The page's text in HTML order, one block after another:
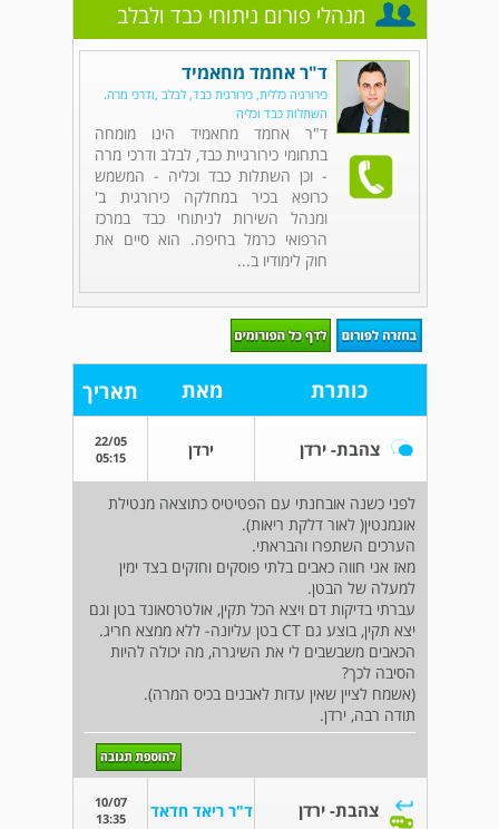
מנהלי פורום ניתוחי כבד ולבלב
ד"ר אחמד מחאמיד
כירורגיה כללית, כירורגית כבד, לבלב ,ודרכי מרה.
השתלות כבד וכליה
ד"ר אחמד מחאמיד הינו מומחה
בתחומי כירורגיית כבד, לבלב ודרכי מרה
- וכן השתלות כבד וכליה - המשמש
כרופא בכיר במחלקה כירורגית ב'
ומנהל השירות לניתוחי כבד במרכז
הרפואי כרמל בחיפה. הוא סיים את
חוק לימודיו ב...
כותרת מאת תאריך
צהבת- ירדן ירדן
22/05
05:15
לפני כשנה אובחנתי עם הפטיטיס כתוצאה מנטילת
אוגמנטין( לאור דלקת ריאות).
הערכים השתפרו והבראתי.
מאז אני חווה כאבים בלתי פוסקים וחזקים בצד ימין
למעלה של הבטן.
עברתי בדיקות דם ויצא הכל תקין, אולטרסאונד בטן וגם
יצא תקין, בוצע גם CT בטן עליונה- ללא ממצא חריג.
הכאבים משבשבים לי את השיגרה, מה יכולה להיות
הסיבה לכך?
(אשמח לציין שאין עדות לאבנים בכיס המרה).
תודה רבה, ירדן.
צהבת- ירדן ד"ר ריאד חדאד
10/07
13:35